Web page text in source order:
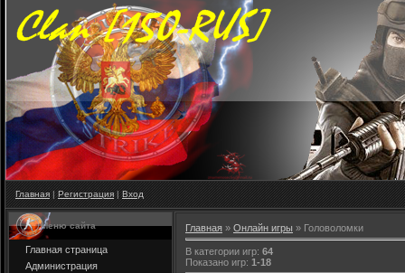
Главная |Регистрация|Вход
Меню сайта
Главная страница
Администрация
Главная » Онлайн игры » Головоломки
В категории игр: 64
Показано игр: 1-18